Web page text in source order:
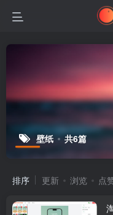
壁纸 共6篇
排序 更新 浏览 点